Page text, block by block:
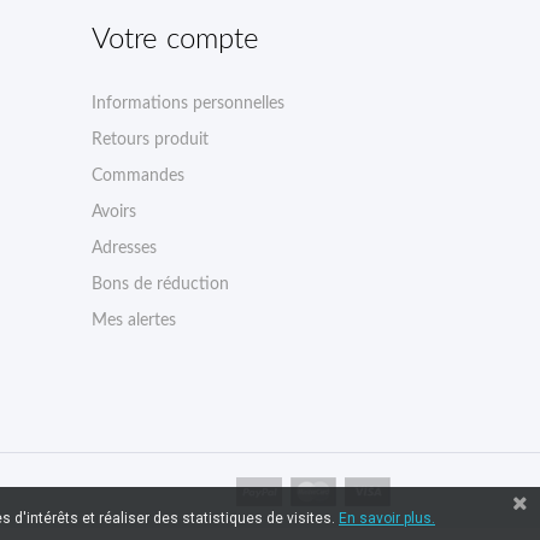
Votre compte
Informations personnelles
Retours produit
Commandes
Avoirs
Adresses
Bons de réduction
Mes alertes
d'intérêts et réaliser des statistiques de visites. En savoir plus.